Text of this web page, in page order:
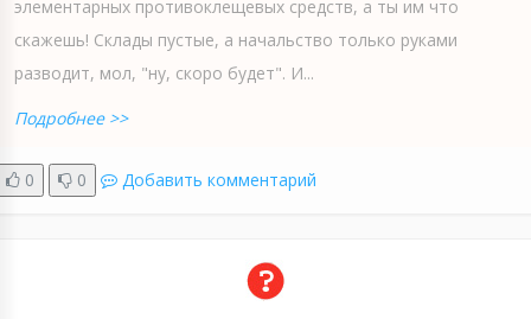
элементарных противоклещевых средств, а ты им что
скажешь! Склады пустые, а начальство только руками
разводит, мол, "ну, скоро будет". И...
Подробнее >>
0 0 Добавить комментарий